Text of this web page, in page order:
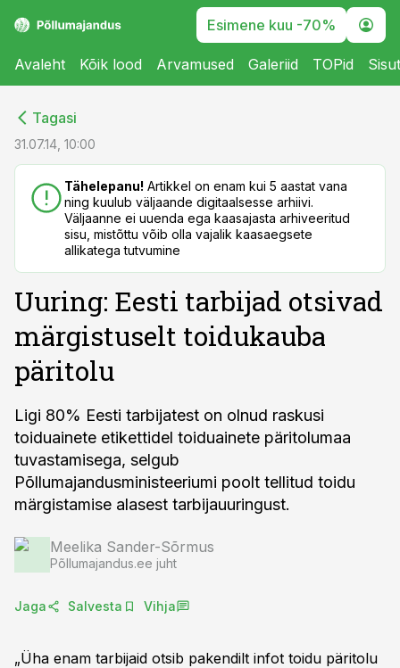
Esimene kuu -70%
Avaleht Kõik lood Arvamused Galeriid TOPid
Tagasi
31.07.14, 10:00
Tähelepanu! Artikkel on enam kui 5 aastat vana
ning kuulub väljaande digitaalsesse arhiivi.
Väljaanne ei uuenda ega kaasajasta arhiveeritud
sisu, mistõttu võib olla vajalik kaasaegsete
allikatega tutvumine
Uuring: Eesti tarbijad otsivad
märgistuselt toidukauba
päritolu
Ligi 80% Eesti tarbijatest on olnud raskusi
toiduainete etikettidel toiduainete päritolumaa
tuvastamisega, selgub
Põllumajandusministeeriumi poolt tellitud toidu
märgistamise alasest tarbijauuringust.
Meelika Sander-Sõrmus
Põllumajandus.ee juht
Jaga Salvesta Vihja
„Üha enam tarbijaid otsib pakendilt infot toidu päritolu